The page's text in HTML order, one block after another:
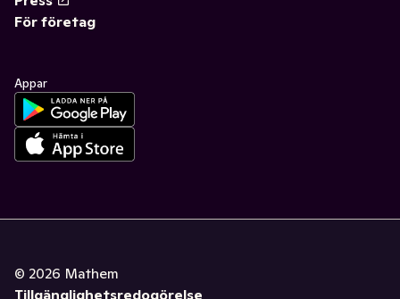
För företag
Appar
© 2026 Mathem
Tillgänglighetsredogörelse